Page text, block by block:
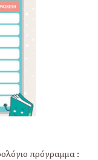
πρόγραμμα :